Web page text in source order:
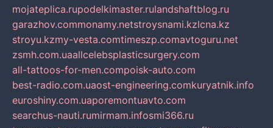
mojateplica.rupodelkimaster.rulandshaftblog.ru
garazhov.commonamy.netstroysnami.kzlcna.kz
stroyu.kzmy-vesta.comtimeszp.comavtoguru.net
zsmh.com.uaallcelebsplasticsurgery.com
all-tattoos-for-men.compoisk-auto.com
best-radio.com.uaost-engineering.comkuryatnik.info
euroshiny.com.uaporemontuavto.com
searchus-nauti.rumirmam.infosmi366.ru